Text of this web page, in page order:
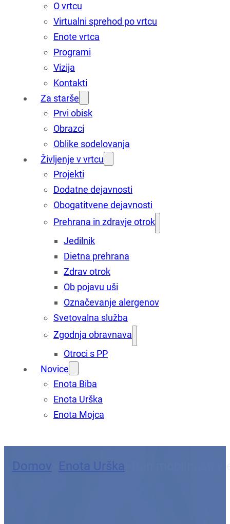
O vrtcu
Virtualni sprehod po vrtcu
Enote vrtca
Programi
Vizija
Kontakti
Za starše
Prvi obisk
Obrazci
Oblike sodelovanja
Življenje v vrtcu
Projekti
Dodatne dejavnosti
Obogatitvene dejavnosti
Prehrana in zdravje otrok
Jedilnik
Dietna prehrana
Zdrav otrok
Ob pojavu uši
Označevanje alergenov
Svetovalna služba
Zgodnja obravnava
Otroci s PP
Novice
Enota Biba
Enota Urška
Enota Mojca